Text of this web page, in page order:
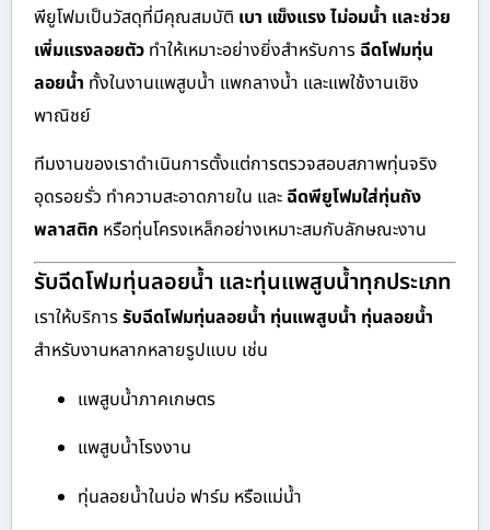
พียูโฟมเป็นวัสดุที่มีคุณสมบัติ เบา แข็งแรง ไม่อมน้ำ และช่วย
เพิ่มแรงลอยตัว ทำให้เหมาะอย่างยิ่งสำหรับการ ฉีดโฟมทุ่น
ลอยน้ำ ทั้งในงานแพสูบน้ำ แพกลางน้ำ และแพใช้งานเชิง
พาณิชย์
ทีมงานของเราดำเนินการตั้งแต่การตรวจสอบสภาพทุ่นจริง
อุดรอยรั่ว ทำความสะอาดภายใน และ ฉีดพียูโฟมใส่ทุ่นถัง
พลาสติก หรือทุ่นโครงเหล็กอย่างเหมาะสมกับลักษณะงาน
รับฉีดโฟมทุ่นลอยน้ำ และทุ่นแพสูบน้ำทุกประเภท
เราให้บริการรับฉีดโฟมทุ่นลอยน้ำ ทุ่นแพสูบน้ำ ทุ่นลอยน้ำ
สำหรับงานหลากหลายรูปแบบ เช่น
แพสูบน้ำภาคเกษตร
แพสูบน้ำโรงงาน
ทุ่นลอยน้ำในบ่อ ฟาร์ม หรือแม่น้ำ